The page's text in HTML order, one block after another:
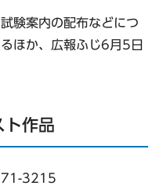
験案内の配布などにつ
ほか、広報ふじ6月5日
ト作品
71-3215